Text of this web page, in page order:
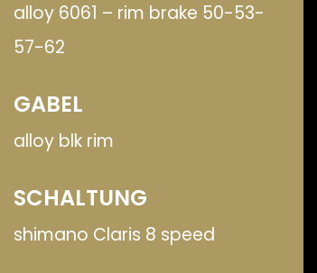
alloy 6061 – rim brake 50-53-
57-62
GABEL
alloy blk rim
SCHALTUNG
shimano Claris 8 speed